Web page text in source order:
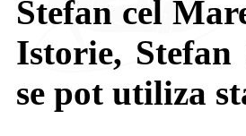
Stefan cel
Istorie,
se pot utiliza